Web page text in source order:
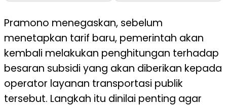
Pramono menegaskan, sebelum
menetapkan tarif baru, pemerintah akan
kembali melakukan penghitungan terhadap
besaran subsidi yang akan diberikan kepada
operator layanan transportasi publik
tersebut. Langkah itu dinilai penting agar